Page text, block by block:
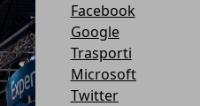
Facebook
Google
Trasporti
Microsoft
Twitter